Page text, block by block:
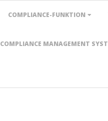
COMPLIANCE-FUNKTION
COMPLIANCE MANAGEMENT